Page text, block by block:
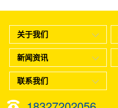
关于我们
新闻资讯
联系我们